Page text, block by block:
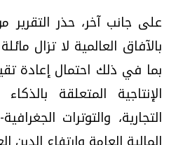
على جانب آخر، حذر التقرير
بالآفاق العالمية لا تزال
بما في ذلك احتمال إعادة
الإنتاجية المتعلقة
التجارية، والتوترات